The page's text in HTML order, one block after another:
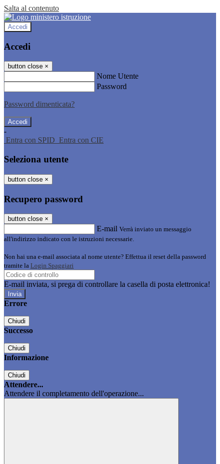
Salta al contenuto
Accedi
Accedi
button close ×
Nome Utente
Password
Password dimenticata?
-
Entra con SPID Entra con CIE
Seleziona utente
button close ×
Recupero password
button close ×
E-mail Verrà inviato un messaggio
all'indirizzo indicato con le istruzioni necessarie.
Non hai una e-mail associata al nome utente? Effettua il reset della password
tramite la Login Spaggiari
E-mail inviata, si prega di controllare la casella di posta elettronica!
Errore
Chiudi
Successo
Chiudi
Informazione
Chiudi
Attendere...
Attendere il completamento dell'operazione...